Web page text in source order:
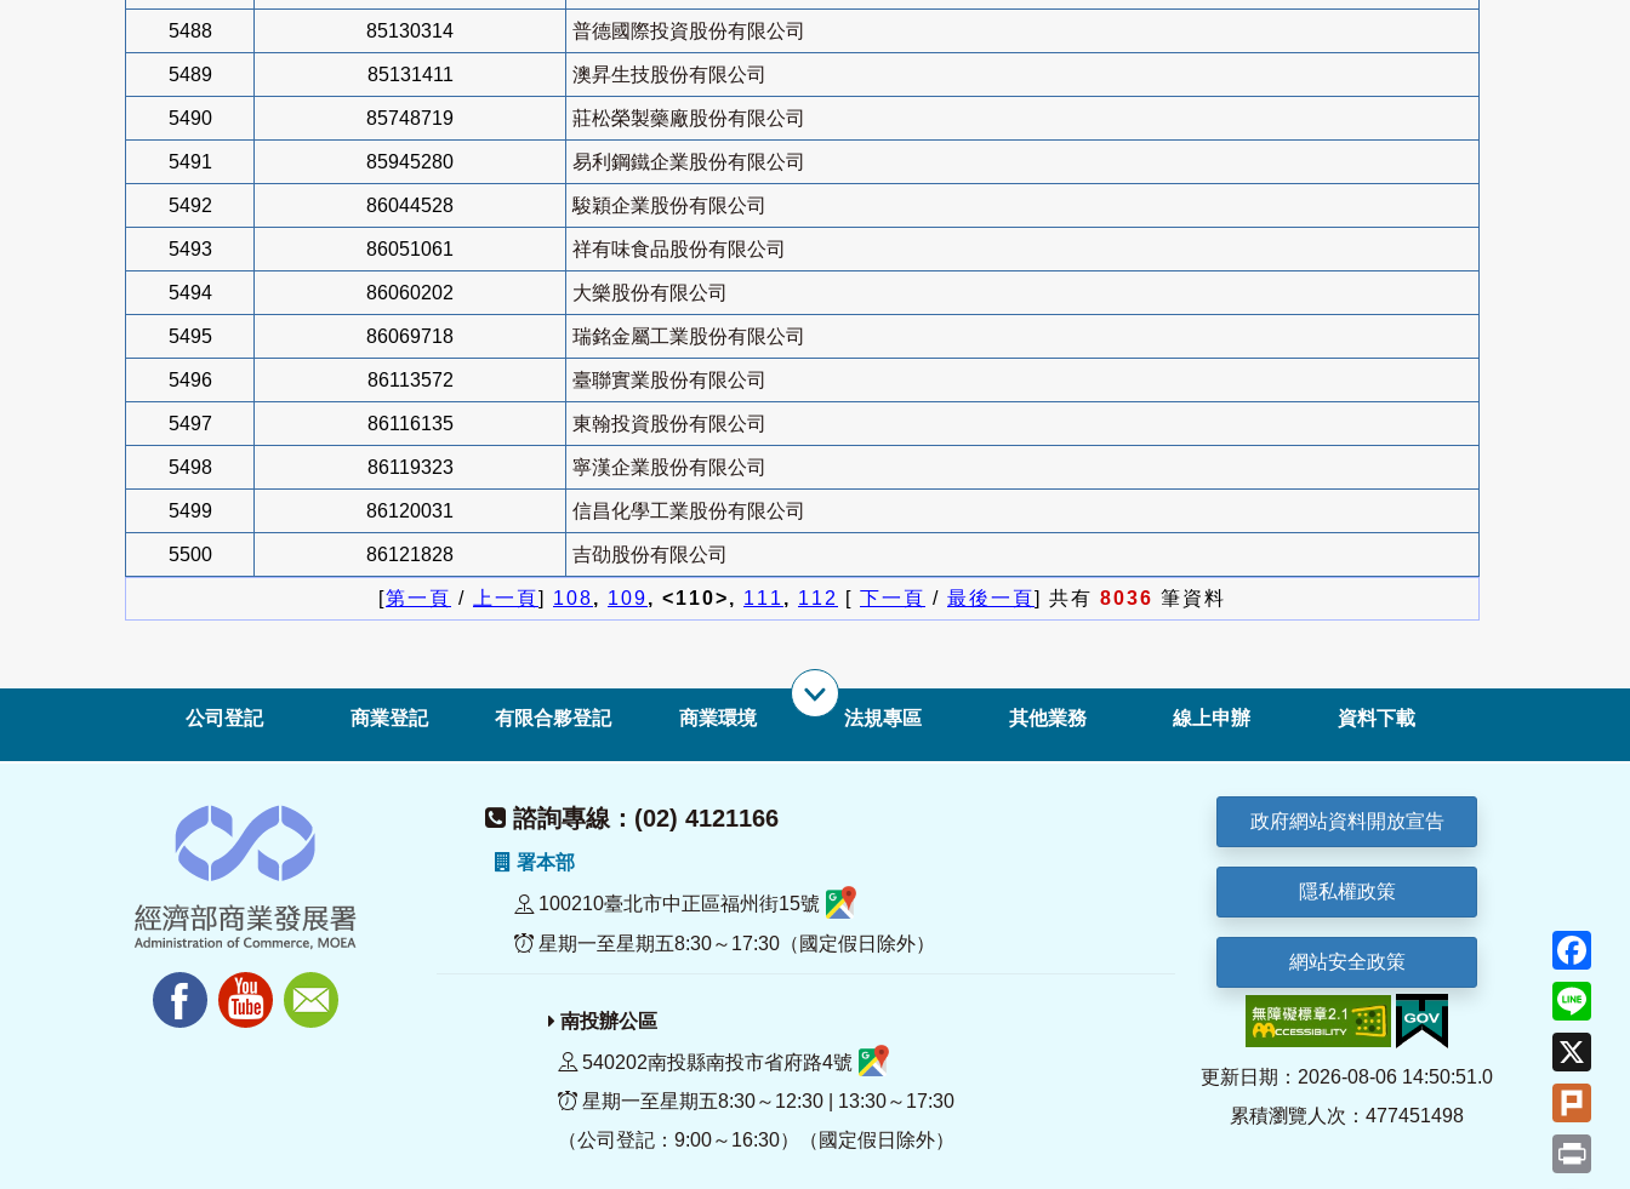
5488 85130314 普德國際投資股份有限公司
5489 85131411 澳昇生技股份有限公司
5490 85748719 莊松榮製藥廠股份有限公司
5491 85945280 易利鋼鐵企業股份有限公司
5492 86044528 駿穎企業股份有限公司
5493 86051061 祥有味食品股份有限公司
5494 86060202 大樂股份有限公司
5495 86069718 瑞銘金屬工業股份有限公司
5496 86113572 臺聯實業股份有限公司
5497 86116135 東翰投資股份有限公司
5498 86119323 寧漢企業股份有限公司
5499 86120031 信昌化學工業股份有限公司
5500 86121828 吉劭股份有限公司
[第一頁 / 上一頁] 108, 109, <110>, 111, 112 [ 下一頁 / 最後一頁] 共有 8036 筆資料
公司登記 商業登記 有限合夥登記 商業環境 法規專區 其他業務 線上申辦 資料下載
諮詢專線：(02) 4121166
署本部
100210臺北市中正區福州街15號
星期一至星期五8:30～17:30（國定假日除外）
南投辦公區
540202南投縣南投市省府路4號
星期一至星期五8:30～12:30 | 13:30～17:30
（公司登記：9:00～16:30）（國定假日除外）
政府網站資料開放宣告
隱私權政策
網站安全政策
更新日期：2026-08-06 14:50:51.0
累積瀏覽人次：477451498